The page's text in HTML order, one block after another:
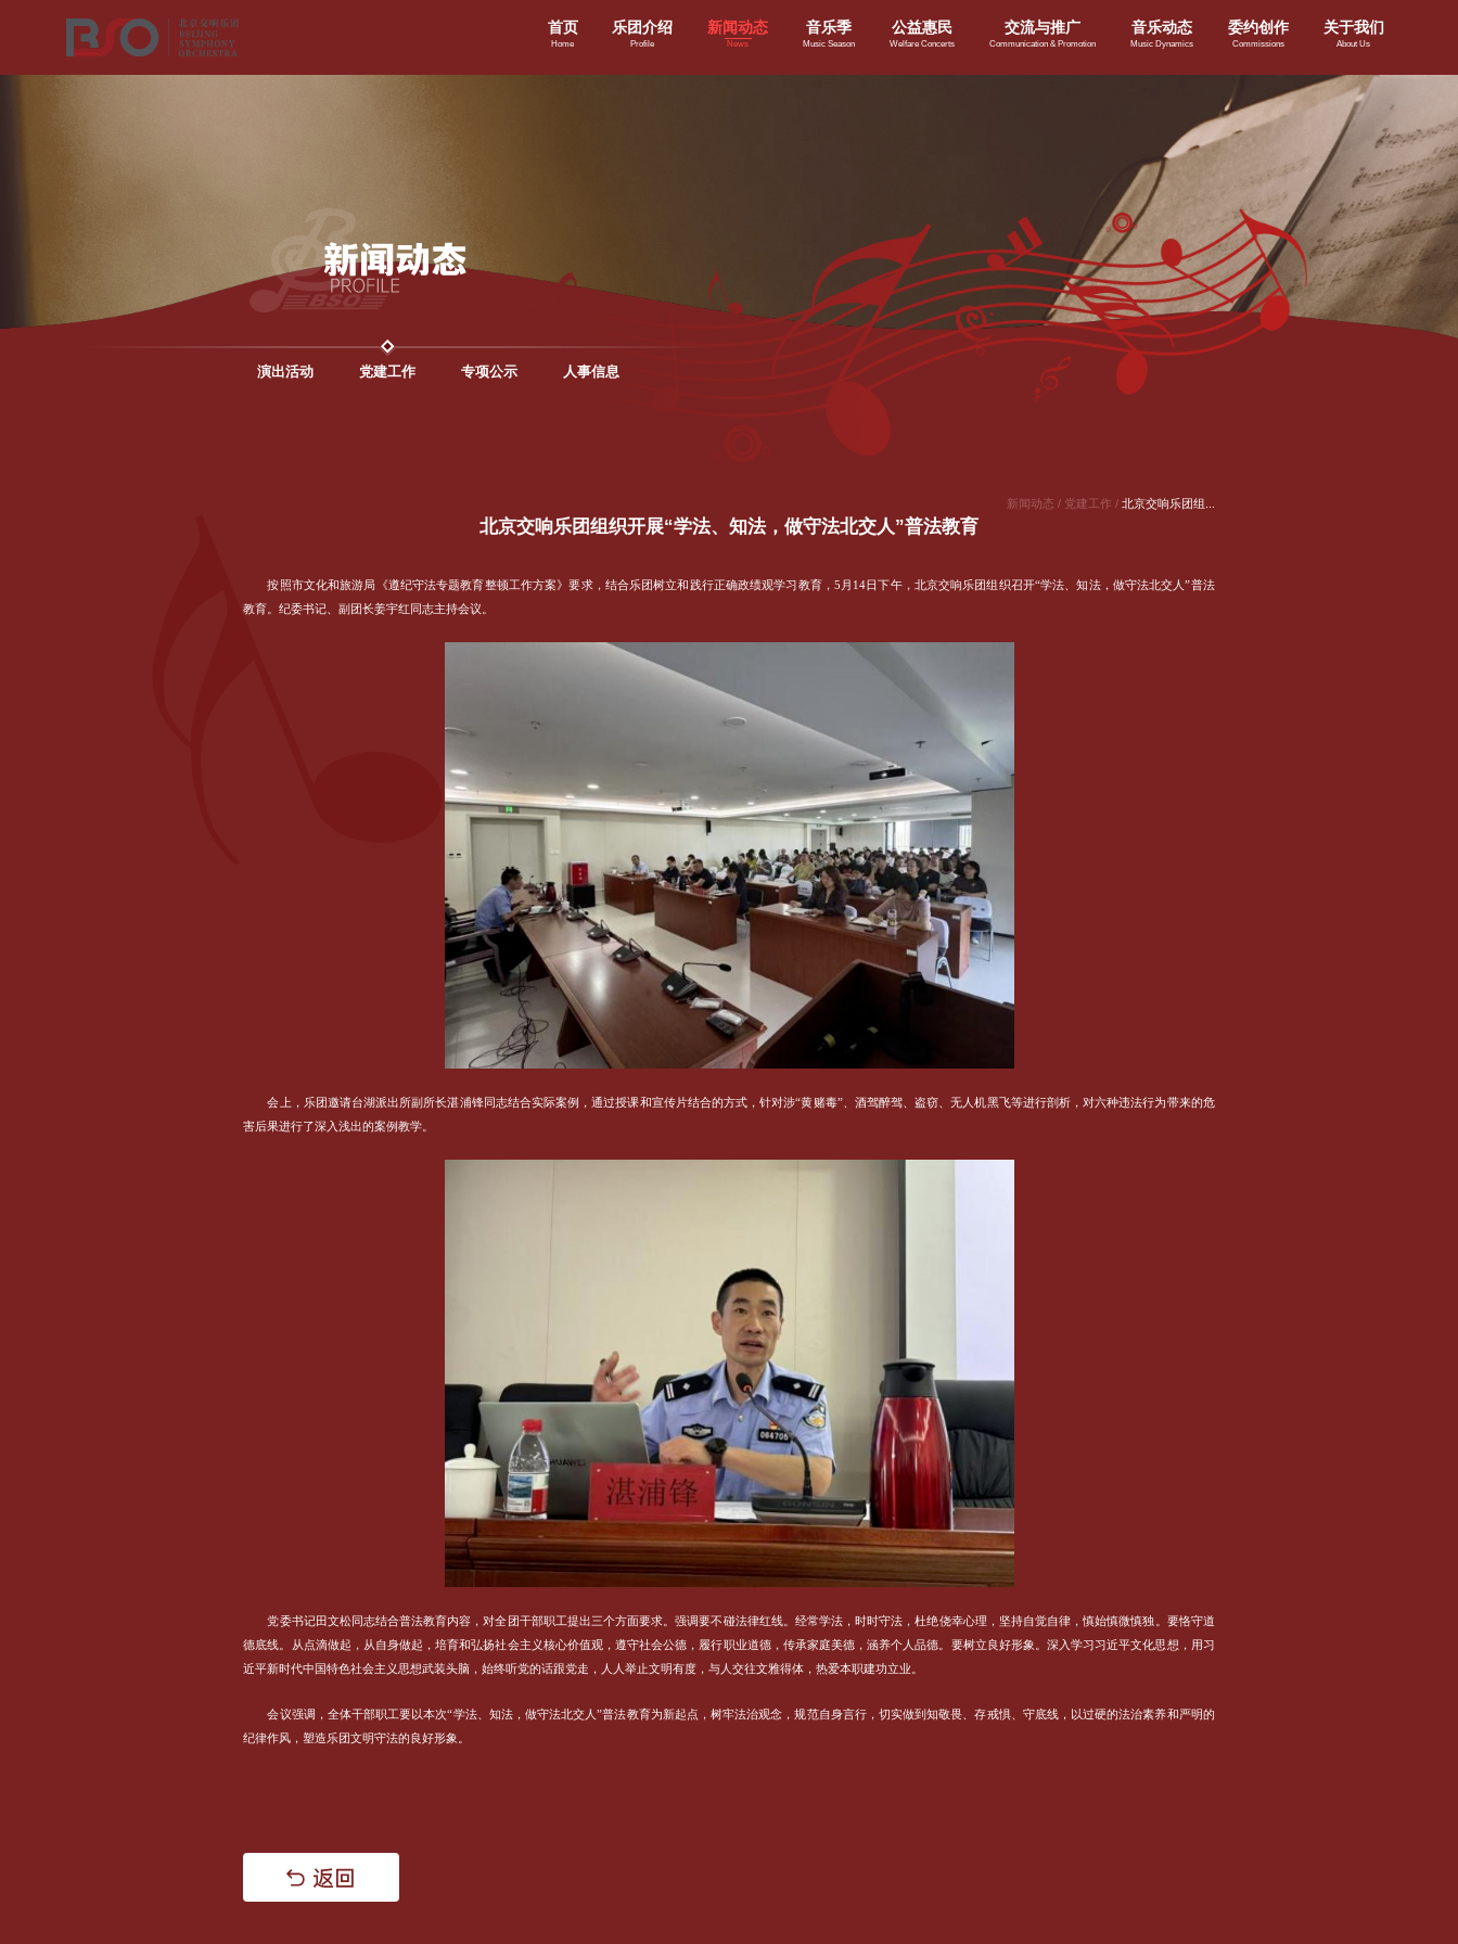
首页
Home
乐团介绍
Profile
新闻动态
News
音乐季
Music Season
公益惠民
Welfare Concerts
交流与推广
Communication & Promotion
音乐动态
Music Dynamics
委约创作
Commissions
关于我们
About Us
演出活动 党建工作 专项公示 人事信息
新闻动态 / 党建工作 / 北京交响乐团组...
北京交响乐团组织开展“学法、知法，做守法北交人”普法教育
按照市文化和旅游局《遵纪守法专题教育整顿工作方案》要求，结合乐团树立和践行正确政绩观学习教育，5月14日下午，北京交响乐团组织召开“学法、知法，做守法北交人”普法
教育。纪委书记、副团长姜宇红同志主持会议。
会上，乐团邀请台湖派出所副所长湛浦锋同志结合实际案例，通过授课和宣传片结合的方式，针对涉“黄赌毒”、酒驾醉驾、盗窃、无人机黑飞等进行剖析，对六种违法行为带来的危
害后果进行了深入浅出的案例教学。
党委书记田文松同志结合普法教育内容，对全团干部职工提出三个方面要求。强调要不碰法律红线。经常学法，时时守法，杜绝侥幸心理，坚持自觉自律，慎始慎微慎独。要恪守道
德底线。从点滴做起，从自身做起，培育和弘扬社会主义核心价值观，遵守社会公德，履行职业道德，传承家庭美德，涵养个人品德。要树立良好形象。深入学习习近平文化思想，用习
近平新时代中国特色社会主义思想武装头脑，始终听党的话跟党走，人人举止文明有度，与人交往文雅得体，热爱本职建功立业。
会议强调，全体干部职工要以本次“学法、知法，做守法北交人”普法教育为新起点，树牢法治观念，规范自身言行，切实做到知敬畏、存戒惧、守底线，以过硬的法治素养和严明的
纪律作风，塑造乐团文明守法的良好形象。